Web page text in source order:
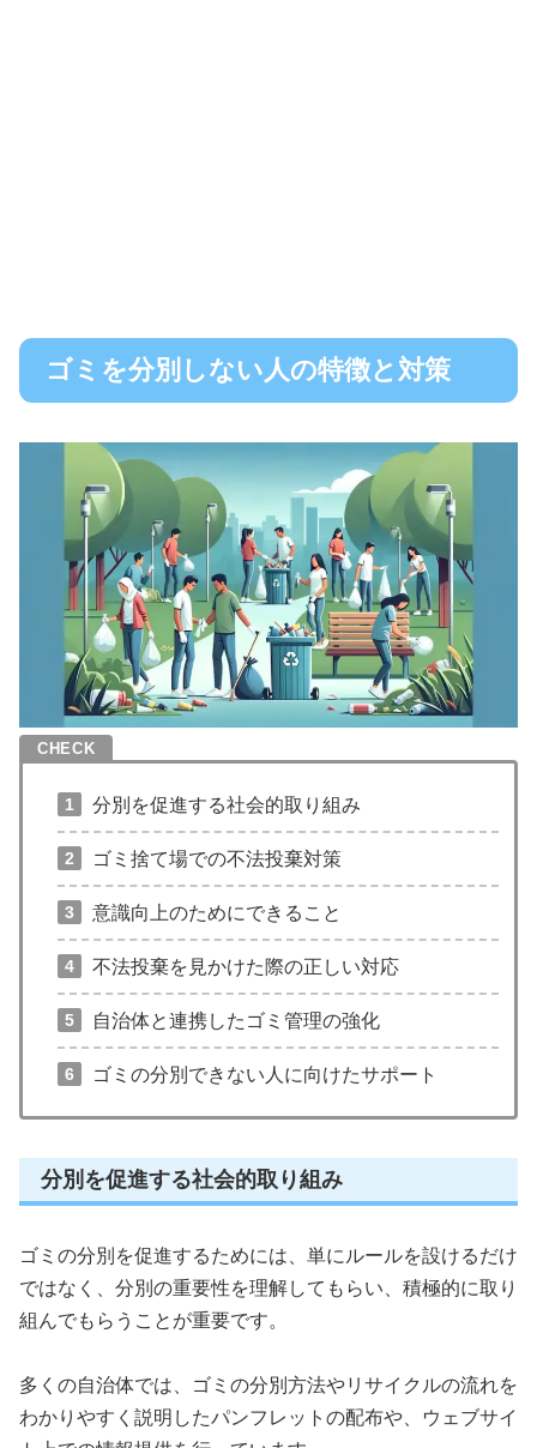
ゴミを分別しない人の特徴と対策
分別を促進する社会的取り組み
ゴミ捨て場での不法投棄対策
意識向上のためにできること
不法投棄を見かけた際の正しい対応
自治体と連携したゴミ管理の強化
ゴミの分別できない人に向けたサポート
分別を促進する社会的取り組み
ゴミの分別を促進するためには、単にルールを設けるだけ
ではなく、分別の重要性を理解してもらい、積極的に取り
組んでもらうことが重要です。
多くの自治体では、ゴミの分別方法やリサイクルの流れを
わかりやすく説明したパンフレットの配布や、ウェブサイ